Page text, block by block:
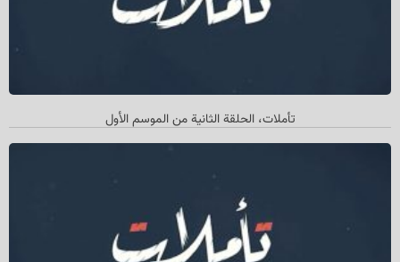
تأملات، الحلقة الثانیة من الموسم الأول